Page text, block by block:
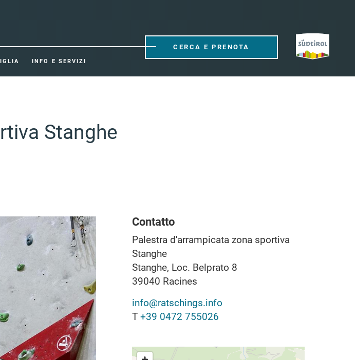
INFO E SERVIZI
CERCA E PRENOTA
Stanghe
Contatto
Palestra d'arrampicata zona sportiva
Stanghe
Stanghe, Loc. Belprato 8
39040 Racines
info@ratschings.info
T +39 0472 755026